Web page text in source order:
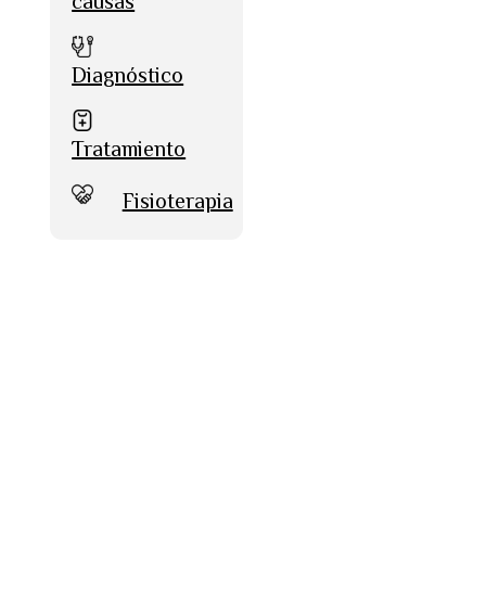
Diagnóstico
Tratamiento
Fisioterapia